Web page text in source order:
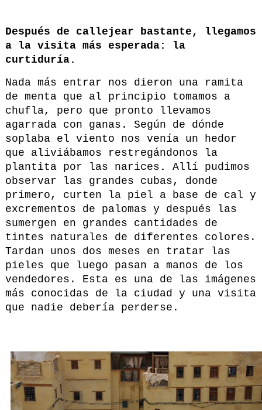
Después de callejear bastante, llegamos
a la visita más esperada: la
curtiduría.
Nada más entrar nos dieron una ramita
de menta que al principio tomamos a
chufla, pero que pronto llevamos
agarrada con ganas. Según de dónde
soplaba el viento nos venía un hedor
que aliviábamos restregándonos la
plantita por las narices . Allí pudimos
observar las grandes cubas, donde
primero, curten la piel a base de cal y
excrementos de palomas y después las
sumergen en grandes cantidades de
tintes naturales de diferentes colores.
Tardan unos dos meses en tratar las
pieles que luego pasan a manos de los
vendedores. Esta es una de las imágenes
más conocidas de la ciudad y una visita
que nadie debería perderse.